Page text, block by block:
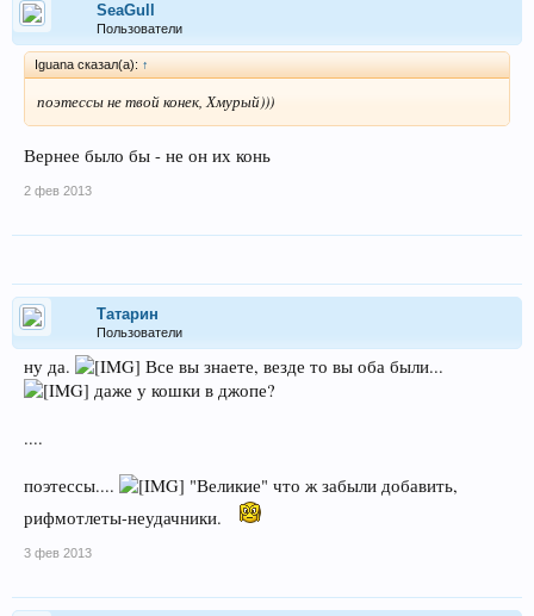
SeaGull
Пользователи
Iguana сказал(а): ↑
поэтессы не твой конек, Хмурый)))
Вернее было бы - не он их конь
2 фев 2013
Татарин
Пользователи
ну да.
Все вы знаете, везде то вы оба были...
даже у кошки в джопе?
....
поэтессы....
"Великие" что ж забыли добавить,
рифмотлеты-неудачники.
3 фев 2013